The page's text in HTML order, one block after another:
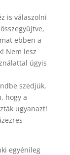
is válaszolni
ebben a
Nem lesz
úgyis
szedjük,
hogy a
ugyanazt!
egyénileg